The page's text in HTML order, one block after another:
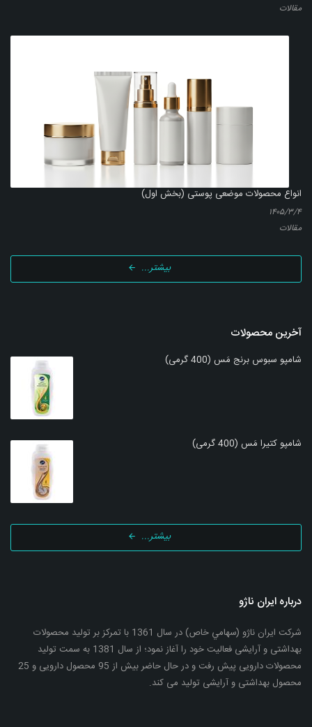
مقالات
انواع محصولات موضعی پوستی (بخش اول)
۱۴۰۵/۳/۴
مقالات
بیشتر...
آخرین محصولات
شامپو سبوس برنج مَس (400 گرمی)
شامپو کتیرا مَس (400 گرمی)
بیشتر...
درباره ایران ناژو
شرکت ایران ناژو (سهامي خاص) در سال 1361 با تمرکز بر تولید محصولات
بهداشتی و آرایشی فعالیت خود را آغاز نمود؛ از سال 1381 به سمت تولید
محصولات دارویی پیش رفت و در حال حاضر بیش از 95 محصول دارویی و 25
محصول بهداشتی و آرایشی تولید می کند.